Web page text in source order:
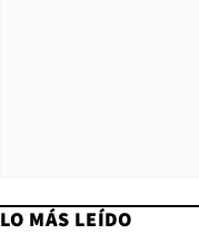
LO MÁS LEÍDO